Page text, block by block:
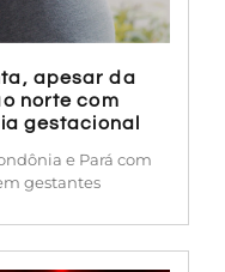
apesar da
norte com
gestacional
e Pará com
gestantes